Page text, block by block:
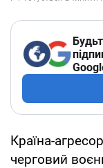
Країна-
черговий